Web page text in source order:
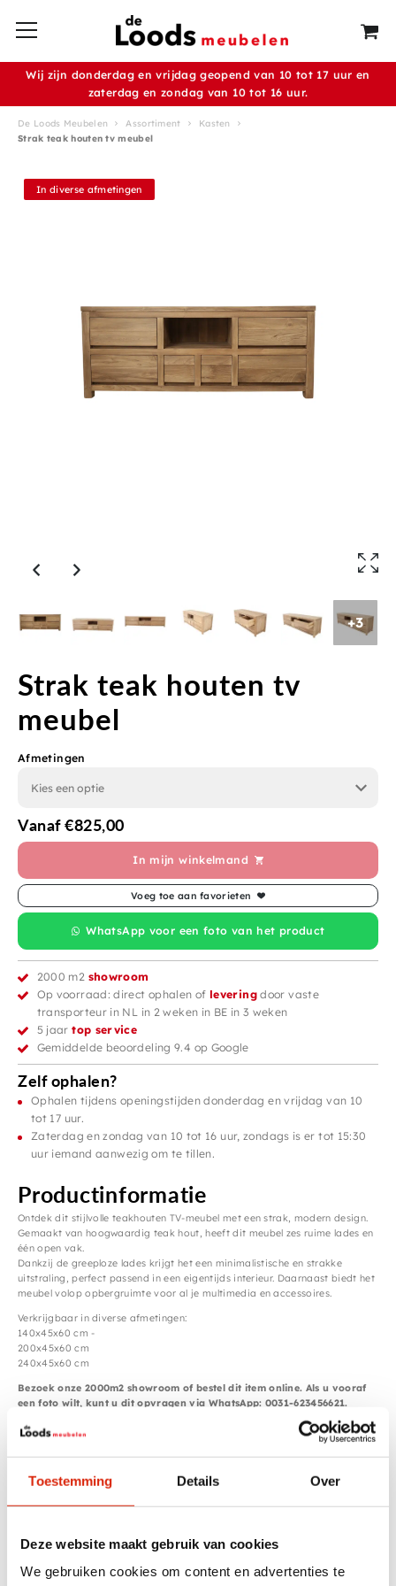
Toestemming Details Over
Deze website maakt gebruik van cookies
We gebruiken cookies om content en advertenties te
Wij zijn donderdag en vrijdag geopend van 10 tot 17 uur en
zaterdag en zondag van 10 tot 16 uur.
De Loods Meubelen Assortiment
Kasten
Strak teak houten tv meubel
In diverse afmetingen
+3
Strak teak houten tv
meubel
Afmetingen
Vanaf€825,00
In mijn winkelmand
Voeg toe aan favorieten
WhatsApp voor een foto van het product
2000 m2 showroom
Op voorraad: direct ophalen ofleveringdoor vaste
transporteur in NL in 2 weken in BE in 3 weken
5 jaartop service
Gemiddelde beoordeling 9.4 op Google
Zelf ophalen?
Ophalen tijdens openingstijden donderdag en vrijdag van 10
tot 17 uur.
Zaterdag en zondag van 10 tot 16 uur, zondags is er tot 15:30
uur iemand aanwezig om te tillen.
Productinformatie
Ontdek dit stijlvolle teakhouten TV-meubel met een strak, modern design.
Gemaakt van hoogwaardig teak hout, heeft dit meubel zes ruime lades en
één open vak.
Dankzij de greeploze lades krijgt het een minimalistische en strakke
uitstraling, perfect passend in een eigentijds interieur. Daarnaast biedt het
meubel volop opbergruimte voor al je multimedia en accessoires.
Verkrijgbaar in diverse afmetingen:
140x45x60 cm -
200x45x60 cm
240x45x60 cm
Bezoek onze 2000m2 showroom of bestel dit item online. Als u vooraf
een foto wilt, kunt u dit opvragen via WhatsApp: 0031-623456621.
Afmetingen
140 x 45 x 60 cm, 200 x 45 x 60
Breedte 151 – 200 cm, 201 – 250 cm
Houtsoort Teak